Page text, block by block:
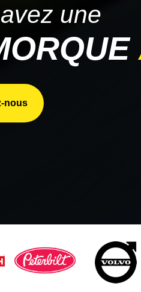
une
nous